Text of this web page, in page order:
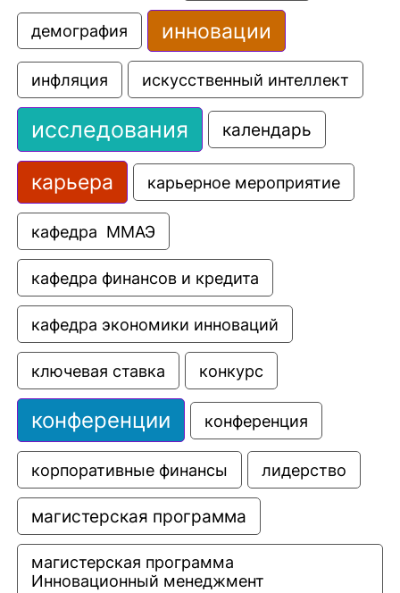
демография инновации
инфляция искусственный интеллект
исследования календарь
карьера карьерное мероприятие
кафедра  ММАЭ
кафедра финансов и кредита
кафедра экономики инноваций
ключевая ставка конкурс
конференции конференция
корпоративные финансы лидерство
магистерская программа
магистерская программа
Инновационный менеджмент